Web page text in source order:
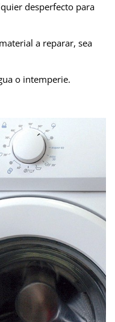
desperfecto para
a reparar, sea
o intemperie.